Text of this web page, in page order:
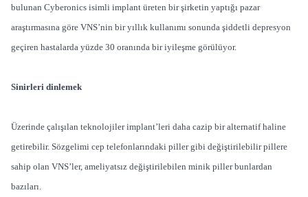
bulunan Cyberonics isimli implant üreten bir şirketin yaptığı pazar
araştırmasına göre VNS’nin bir yıllık kullanımı sonunda şiddetli depresyon
geçiren hastalarda yüzde 30 oranında bir iyileşme görülüyor.
Sinirleri dinlemek
Üzerinde çalışılan teknolojiler implant’leri daha cazip bir alternatif haline
getirebilir. Sözgelimi cep telefonlarındaki piller gibi değiştirilebilir pillere
sahip olan VNS’ler, ameliyatsız değiştirilebilen minik piller bunlardan
bazıları.